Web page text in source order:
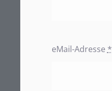
eMail-Adresse *